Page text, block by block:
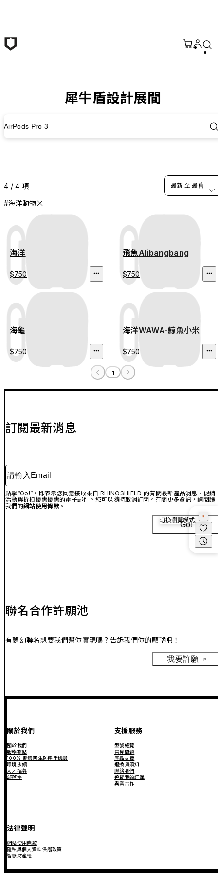
犀牛盾設計展間
AirPods Pro 3
4 / 4 項
#海洋動物
最新 至 最舊
海洋
$750
飛魚Alibangbang
$750
海龜
$750
海洋WAWA-鯨魚小米
$750
1
切換瀏覽模式
訂閱最新消息
請輸入Email
點擊“Go!”，即表示您同意接收來自 RHINOSHIELD 的有關最新產品消息、促銷
活動與折扣優惠優惠的電子郵件。您可以隨時取消訂閱。有關更多資訊，請閱讀
我們的網站使用條款。
Go!
聯名合作許願池
有夢幻聯名想要我們幫你實現嗎？告訴我們你的願望吧！
我要許願
關於我們
關於我們
服務據點
100% 循環再生防摔手機殼
環境永續
人才招募
部落格
支援服務
型號總覽
常見問題
產品支援
退換貨須知
聯絡我們
追蹤我的訂單
異業合作
法律聲明
網站使用條款
隱私與個人資料保護政策
智慧財產權